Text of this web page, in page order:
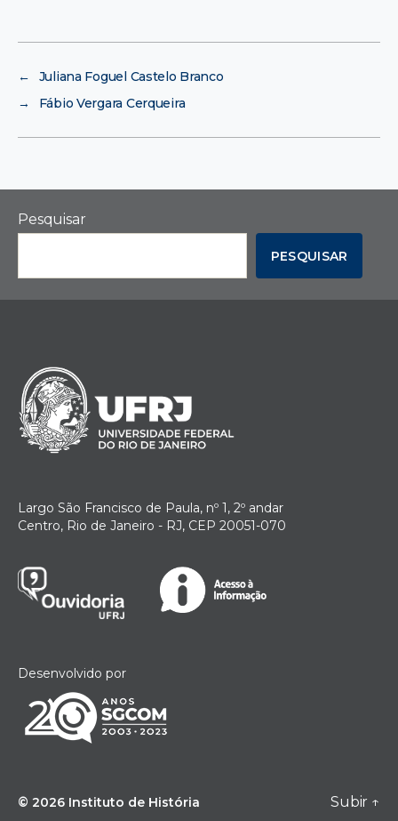
←
Juliana Foguel Castelo Branco
→
Fábio Vergara Cerqueira
Pesquisar
PESQUISAR
Largo São Francisco de Paula, nº 1, 2º andar
Centro, Rio de Janeiro - RJ, CEP 20051-070
Desenvolvido por
© 2026 Instituto de História Subir ↑